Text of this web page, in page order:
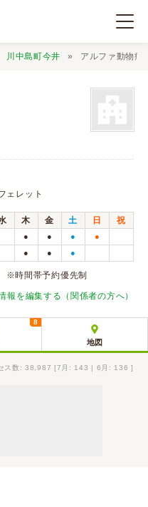
川中島町今井 アルファ動物病
ェレット
木 金 土 日
祝
● ● ● ●
● ● ●
※時間帯予約優先制
報を編集する（関係者の方へ）
8
地図
ス数: 38,987 [7月: 143 | 6月: 136 ]